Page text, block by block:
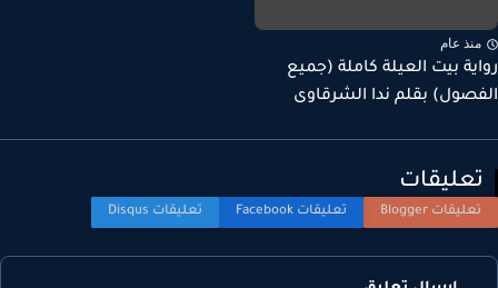
عام
بيت العيلة كاملة (جميع
بقلم ندا الشرقاوى